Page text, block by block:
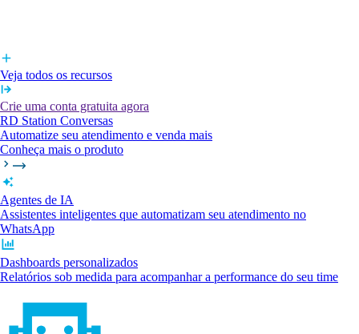
Veja todos os recursos
Crie uma conta gratuita agora
RD Station Conversas
Automatize seu atendimento e venda mais
Conheça mais o produto
Agentes de IA
Assistentes inteligentes que automatizam seu atendimento no
WhatsApp
Dashboards personalizados
Relatórios sob medida para acompanhar a performance do seu time